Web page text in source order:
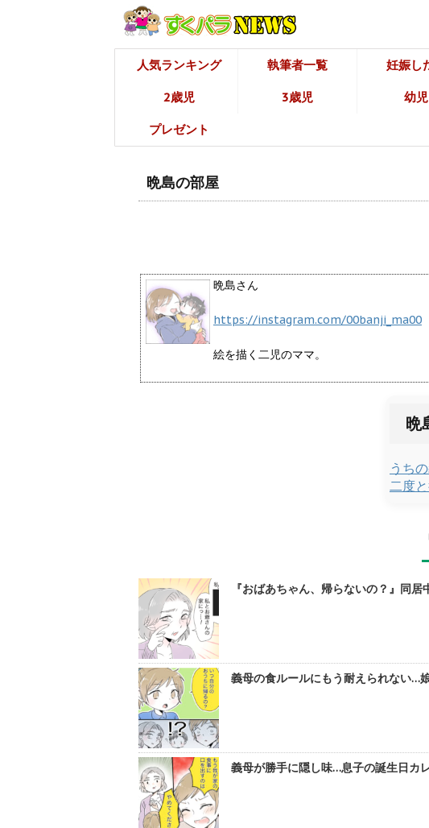
人気ランキング 執筆者一覧 妊娠し
2歳児 3歳児 幼児
プレゼント
晩島の部屋
晩島さん
https://instagram.com/00banji_ma00
絵を描く二児のママ。
晩
うち
二度
『おばあちゃん、帰らないの？』同
義母の食ルールにもう耐えられない…
義母が勝手に隠し味…息子の誕生日カ